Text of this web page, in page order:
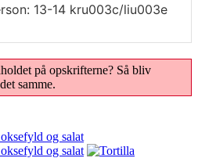
13-14 kru003c/liu003e
på opskrifterne? Så bliv
samme.
og salat
og salat